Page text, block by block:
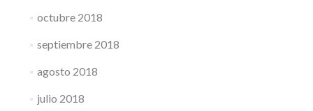
octubre 2018
septiembre 2018
agosto 2018
julio 2018